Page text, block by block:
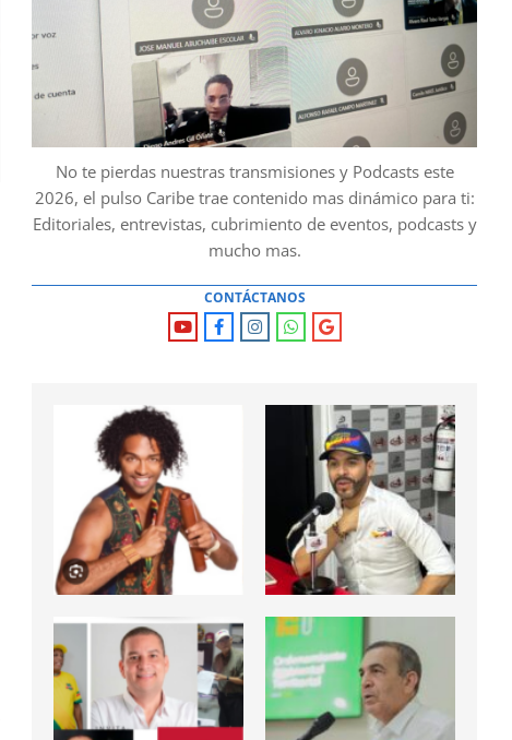
No te pierdas nuestras transmisiones y Podcasts este
2026, el pulso Caribe trae contenido mas dinámico para ti:
Editoriales, entrevistas, cubrimiento de eventos, podcasts y
mucho mas.
CONTÁCTANOS